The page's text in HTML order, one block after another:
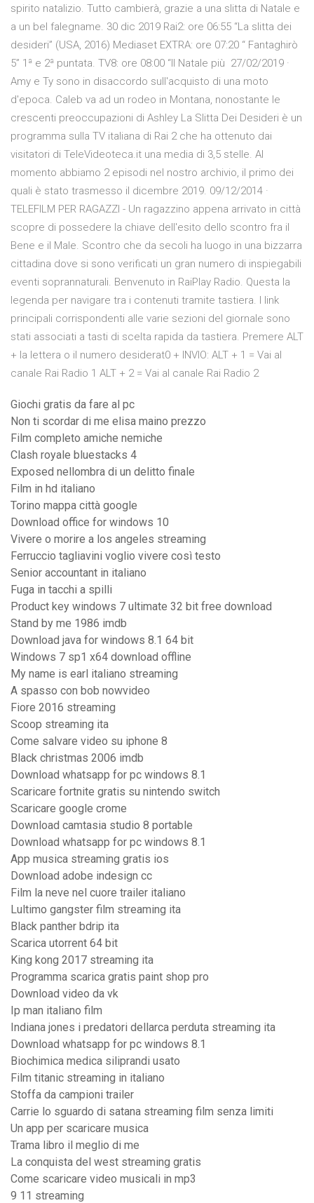
spirito natalizio. Tutto cambierà, grazie a una slitta di Natale e
a un bel falegname. 30 dic 2019 Rai2: ore 06:55 “La slitta dei
desideri” (USA, 2016) Mediaset EXTRA: ore 07:20 “ Fantaghirò
5” 1ª e 2ª puntata. TV8: ore 08:00 “Il Natale più 27/02/2019 ·
Amy e Ty sono in disaccordo sull'acquisto di una moto
d'epoca. Caleb va ad un rodeo in Montana, nonostante le
crescenti preoccupazioni di Ashley La Slitta Dei Desideri è un
programma sulla TV italiana di Rai 2 che ha ottenuto dai
visitatori di TeleVideoteca.it una media di 3,5 stelle. Al
momento abbiamo 2 episodi nel nostro archivio, il primo dei
quali è stato trasmesso il dicembre 2019. 09/12/2014 ·
TELEFILM PER RAGAZZI - Un ragazzino appena arrivato in città
scopre di possedere la chiave dell'esito dello scontro fra il
Bene e il Male. Scontro che da secoli ha luogo in una bizzarra
cittadina dove si sono verificati un gran numero di inspiegabili
eventi soprannaturali. Benvenuto in RaiPlay Radio. Questa la
legenda per navigare tra i contenuti tramite tastiera. I link
principali corrispondenti alle varie sezioni del giornale sono
stati associati a tasti di scelta rapida da tastiera. Premere ALT
+ la lettera o il numero desiderat0 + INVIO: ALT + 1 = Vai al
canale Rai Radio 1 ALT + 2 = Vai al canale Rai Radio 2
Giochi gratis da fare al pc
Non ti scordar di me elisa maino prezzo
Film completo amiche nemiche
Clash royale bluestacks 4
Exposed nellombra di un delitto finale
Film in hd italiano
Torino mappa città google
Download office for windows 10
Vivere o morire a los angeles streaming
Ferruccio tagliavini voglio vivere così testo
Senior accountant in italiano
Fuga in tacchi a spilli
Product key windows 7 ultimate 32 bit free download
Stand by me 1986 imdb
Download java for windows 8.1 64 bit
Windows 7 sp1 x64 download offline
My name is earl italiano streaming
A spasso con bob nowvideo
Fiore 2016 streaming
Scoop streaming ita
Come salvare video su iphone 8
Black christmas 2006 imdb
Download whatsapp for pc windows 8.1
Scaricare fortnite gratis su nintendo switch
Scaricare google crome
Download camtasia studio 8 portable
Download whatsapp for pc windows 8.1
App musica streaming gratis ios
Download adobe indesign cc
Film la neve nel cuore trailer italiano
Lultimo gangster film streaming ita
Black panther bdrip ita
Scarica utorrent 64 bit
King kong 2017 streaming ita
Programma scarica gratis paint shop pro
Download video da vk
Ip man italiano film
Indiana jones i predatori dellarca perduta streaming ita
Download whatsapp for pc windows 8.1
Biochimica medica siliprandi usato
Film titanic streaming in italiano
Stoffa da campioni trailer
Carrie lo sguardo di satana streaming film senza limiti
Un app per scaricare musica
Trama libro il meglio di me
La conquista del west streaming gratis
Come scaricare video musicali in mp3
9 11 streaming